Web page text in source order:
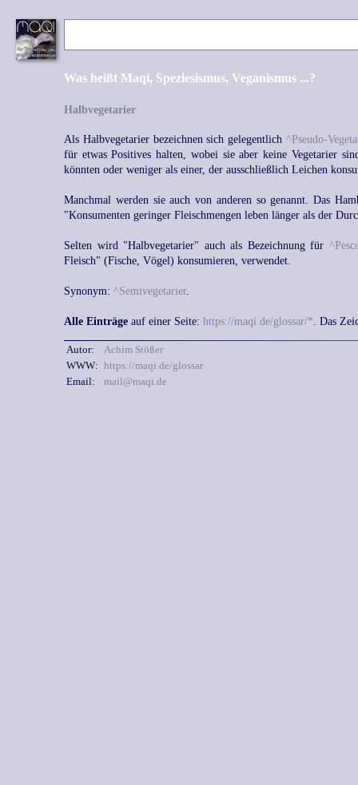
Was heißt Maqi, Speziesismus, Veganismus ...?
Halbvegetarier
Als Halbvegetarier bezeichnen sich gelegentlich ^Pseudo-
für etwas Positives halten, wobei sie aber keine Vegetarier
könnten oder weniger als einer, der ausschließlich Leichen
Manchmal werden sie auch von anderen so genannt. Das
"Konsumenten geringer Fleischmengen leben länger als der
Selten wird "Halbvegetarier" auch als Bezeichnung für
Fleisch" (Fische, Vögel) konsumieren, verwendet.
Synonym: ^Semivegetarier.
Alle Einträge auf einer Seite: https://maqi.de/glossar/*. Das
Autor:
Achim Stößer
WWW: https://maqi.de/glossar
Email:
mail@maqi.de